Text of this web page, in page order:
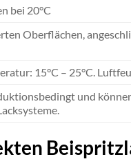
bei 20°C
Oberflächen,
15°C – 25°C.
und